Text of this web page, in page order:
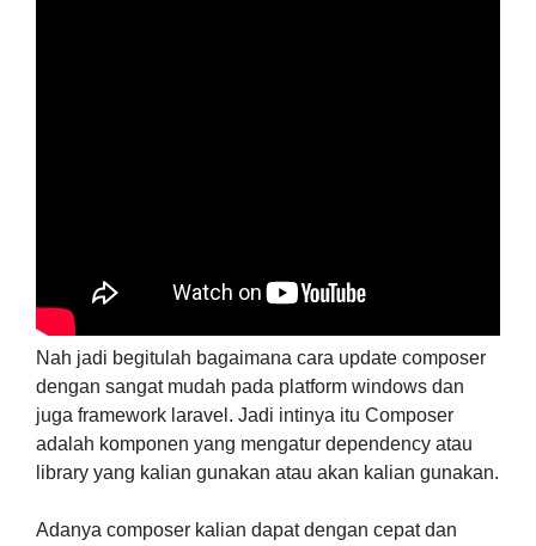
Nah jadi begitulah bagaimana cara update composer
dengan sangat mudah pada platform windows dan
juga framework laravel. Jadi intinya itu Composer
adalah komponen yang mengatur dependency atau
library yang kalian gunakan atau akan kalian gunakan.
Adanya composer kalian dapat dengan cepat dan